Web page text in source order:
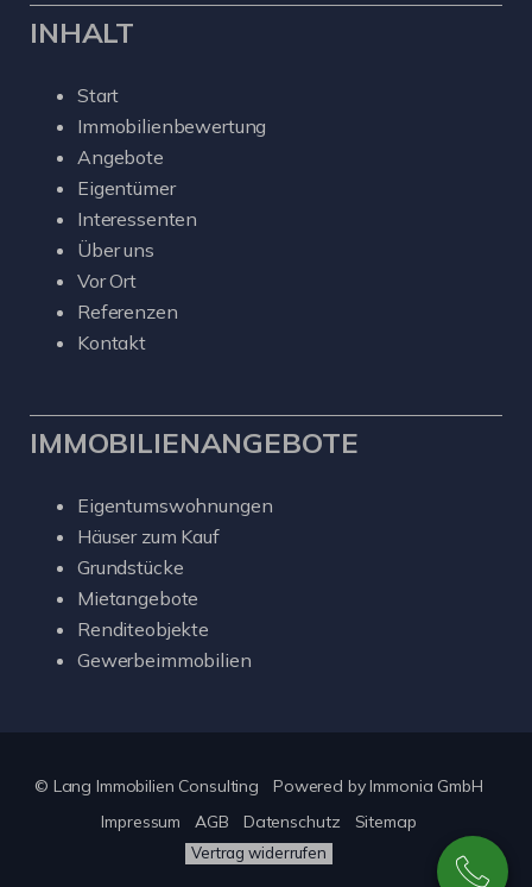
INHALT
Start
Immobilienbewertung
Angebote
Eigentümer
Interessenten
Über uns
Vor Ort
Referenzen
Kontakt
IMMOBILIENANGEBOTE
Eigentumswohnungen
Häuser zum Kauf
Grundstücke
Mietangebote
Renditeobjekte
Gewerbeimmobilien
© Lang Immobilien Consulting Powered byImmonia GmbH
Impressum
AGB Datenschutz Sitemap
Vertrag widerrufen